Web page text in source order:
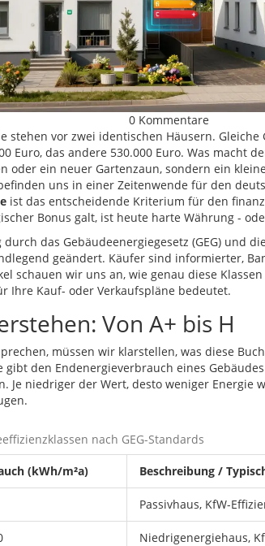
0 Kommentare
stehen vor zwei identischen Häusern.
Euro, das andere 530.000 Euro. Was macht
oder ein neuer Gartenzaun, sondern ein
uns in einer Zeitenwende für den
ist das entscheidende Kriterium für den
Bonus galt, ist heute harte Währung -
das Gebäudeenergiegesetz (GEG) und
geändert. Käufer sind informierter,
schauen wir uns an, wie genau diese
Ihre Kauf- oder Verkaufspläne bedeutet.
Von A+ bis H
müssen wir klarstellen, was diese
gibt den Endenergieverbrauch eines
Je niedriger der Wert, desto weniger
nach GEG-Standards
(kWh/m²a) Beschreibung /
Passivhaus, KfW-
Niedrigenergiehaus,